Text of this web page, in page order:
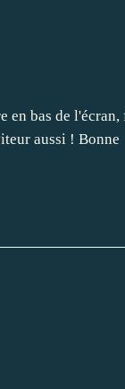
en bas de l'écran,
aussi ! Bonne